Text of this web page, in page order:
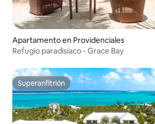
Apartamento en Providenciales
Refugio paradisíaco - Grace Bay
Superanfitrión
Superanfitrión